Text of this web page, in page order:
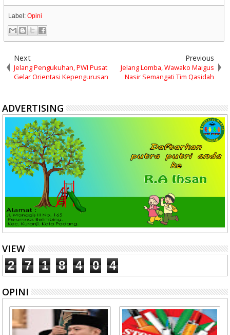
Label: Opini
Next
Jelang Pengukuhan, PWI Pusat
Gelar Orientasi Kepengurusan
Previous
Jelang Lomba, Wawako Maigus
Nasir Semangati Tim Qasidah
ADVERTISING
VIEW
2 7 1 8 4 0 4
OPINI